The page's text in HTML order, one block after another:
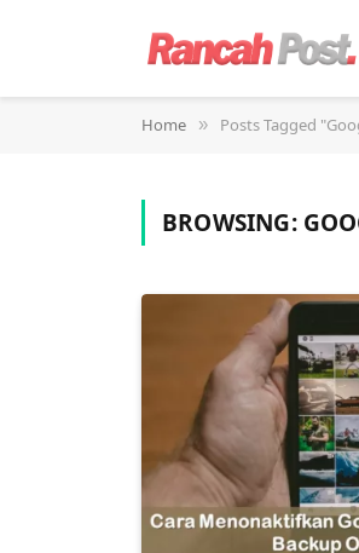
Home » Posts Tagged
BROWSING: